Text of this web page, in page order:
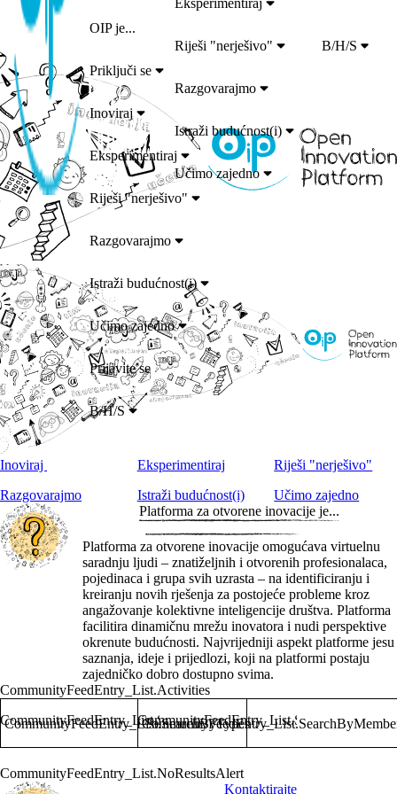
Eksperimentiraj
Riješi "nerješivo"
Razgovarajmo
Istraži budućnost(i)
Učimo zajedno
B/H/S
Inoviraj Eksperimentiraj
Riješi "nerješivo"
Razgovarajmo
Istraži budućnost(i)
Učimo zajedno
Platforma za otvorene inovacije je...
Platforma za otvorene inovacije omogućava virtuelnu
saradnju ljudi – znatiželjnih i otvorenih profesionalaca,
pojedinaca i grupa svih uzrasta – na identificiranju i
kreiranju novih rješenja za postojeće probleme kroz
angažovanje kolektivne inteligencije društva. Platforma
facilitira dinamičnu mrežu inovatora i nudi perspektive
okrenute budućnosti. Najvrijedniji aspekt platforme jesu
saznanja, ideje i prijedlozi, koji na platformi postaju
zajedničko dobro dostupno svima.
CommunityFeedEntry_List.Activities
CommunityFeedEntry_List.SearchByTypes
CommunityFeedEntry_List.SearchByTypes
CommunityFeedEntry_List.NoResultsAlert
Kontaktirajte
OIP je...
Priključi se
Inoviraj
Eksperimentiraj
Riješi "nerješivo"
Razgovarajmo
Istraži budućnost(i)
Učimo zajedno
Prijavite se
B/H/S